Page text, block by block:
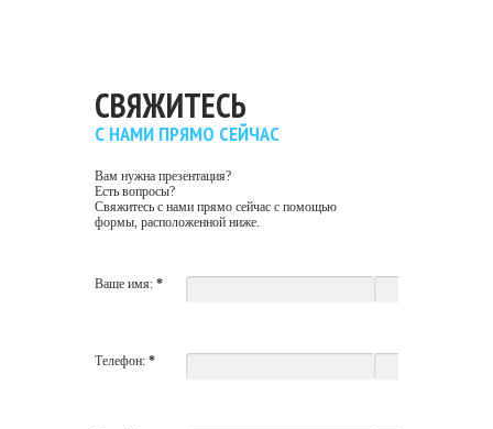
СВЯЖИТЕСЬ
С НАМИ ПРЯМО СЕЙЧАС
Вам нужна презентация?
Есть вопросы?
Свяжитесь с нами прямо сейчас с помощью
формы, расположенной ниже.
Ваше имя: *
Телефон: *